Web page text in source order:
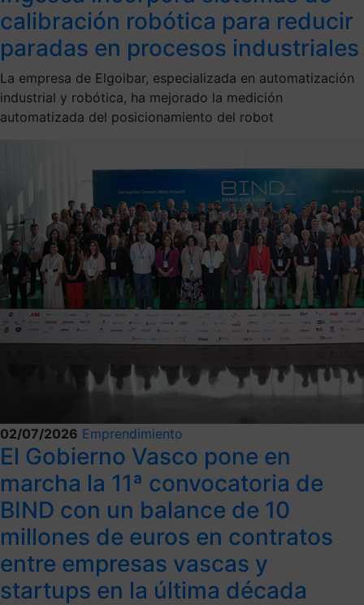
calibración robótica para reducir
paradas en procesos industriales
La empresa de Elgoibar, especializada en automatización
industrial y robótica, ha mejorado la medición
automatizada del posicionamiento del robot
02/07/2026 Emprendimiento
El Gobierno Vasco pone en
marcha la 11ª convocatoria de
BIND con un balance de 10
millones de euros en contratos
entre empresas vascas y
startups en la última década